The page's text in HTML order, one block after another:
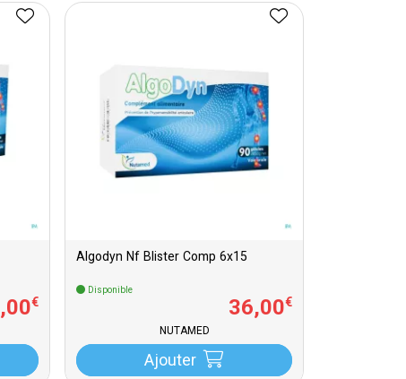
,00€
Algodyn Nf Blister Comp 6x15
Disponible
36,00€
NUTAMED
Ajouter